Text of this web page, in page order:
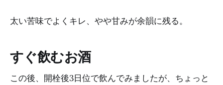
太い苦味でよくキレ、やや甘みが余韻に残る。
すぐ飲むお酒
この後、開栓後3日位で飲んでみましたが、ちょっと